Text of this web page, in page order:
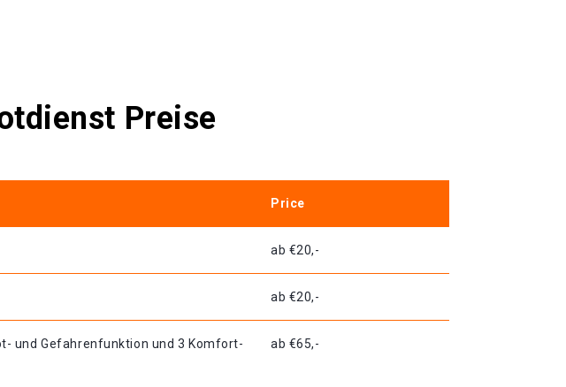
Preise
Price
ab €20,-
ab €20,-
und Gefahrenfunktion und 3 Komfort-
ab €65,-